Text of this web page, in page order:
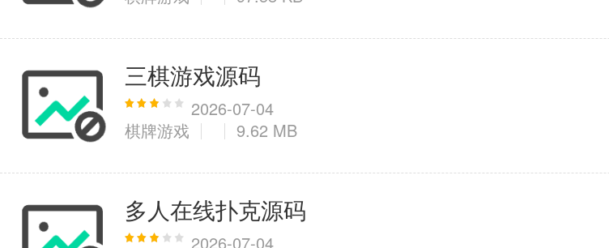
三棋游戏源码
2026-07-04
棋牌游戏
9.62 MB
多人在线扑克源码
2026-07-04